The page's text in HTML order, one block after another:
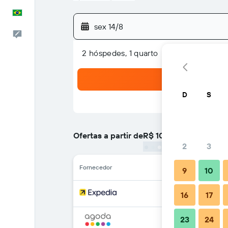
Comentários
sex 14/8
2 hóspedes, 1 quarto
Ofertas a partir deR$ 107
Fornecedor
D S
2 3
9 10
16 17
23 24